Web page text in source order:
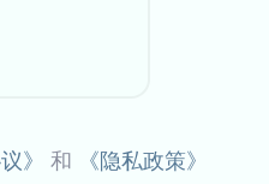
》 和 《隐私政策》